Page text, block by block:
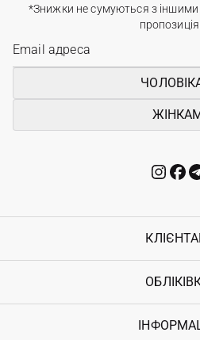
*Знижки не сумуються з
Увійти